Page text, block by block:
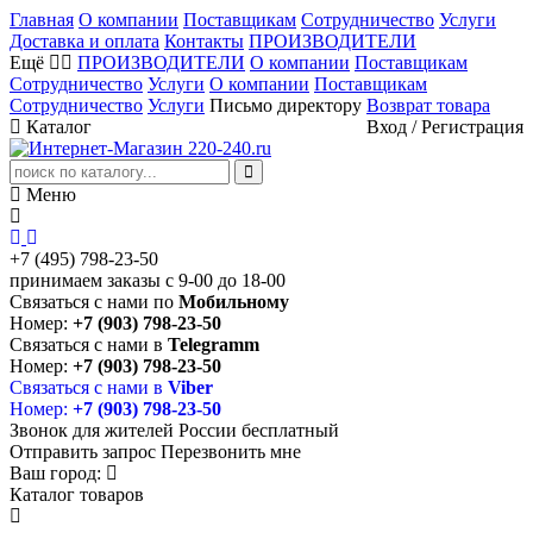
Главная О компании Поставщикам Сотрудничество Услуги
Доставка и оплата Контакты ПРОИЗВОДИТЕЛИ
Ещё
ПРОИЗВОДИТЕЛИ О компании Поставщикам
Сотрудничество Услуги О компании Поставщикам
Сотрудничество Услуги Письмо директору Возврат товара
Вход /Регистрация
Каталог
Меню
+7 (495) 798-23-50
принимаем заказы с 9-00 до 18-00
Связаться с нами по Мобильному
Номер: +7 (903) 798-23-50
Связаться с нами в Telegramm
Номер: +7 (903) 798-23-50
Связаться с нами в Viber
Номер: +7 (903) 798-23-50
Звонок для жителей России бесплатный
Отправить запрос Перезвонить мне
Ваш город:
Каталог товаров